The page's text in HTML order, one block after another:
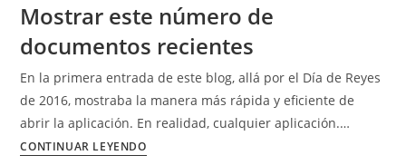
libros
de
y
Excel:
formatos
y
Mostrar este número de
documentos recientes
En la primera entrada de este blog, allá por el Día de Reyes
de 2016, mostraba la manera más rápida y eficiente de
abrir la aplicación. En realidad, cualquier aplicación.…
CONTINUAR LEYENDOMostrar